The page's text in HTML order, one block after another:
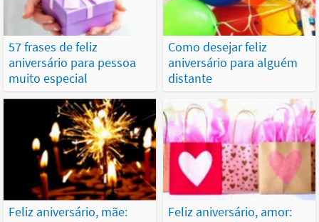
57 frases de feliz
aniversário para pessoa
muito especial
Como desejar feliz
aniversário para alguém
distante
Feliz aniversário, mãe:
Feliz aniversário, amor: